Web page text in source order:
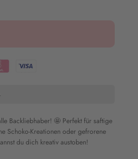
Backliebhaber! 🤩 Perfekt für saftige
Schoko-Kreationen oder gefrorene
du dich kreativ austoben!